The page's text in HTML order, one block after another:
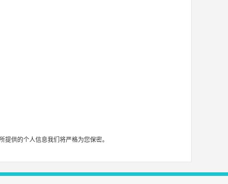
供的个人信息我们将严格为您保密。